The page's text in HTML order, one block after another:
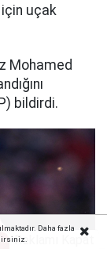
uçak
Mohamed
bildirdi.
Daha fazla
Reklamı Kapat